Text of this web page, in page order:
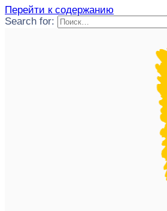
Перейти к содержанию
Search for: